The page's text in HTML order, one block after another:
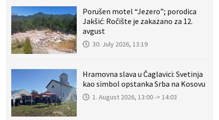
Porušen motel “Jezero”; porodica
Jakšić: Ročište je zakazano za 12.
avgust
30. July 2026, 13:19
Hramovna slava u Čaglavici: Svetinja
kao simbol opstanka Srba na Kosovu
1. August 2026, 13:00 -> 14:03